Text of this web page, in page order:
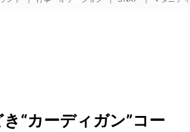
“カーディガン”コー